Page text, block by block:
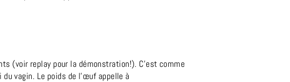
(voir replay pour la démonstration!). C’est comme
vagin. Le poids de l’œuf appelle à